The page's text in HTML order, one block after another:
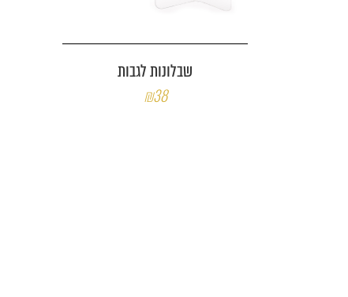
שבלונות לגבות
₪38